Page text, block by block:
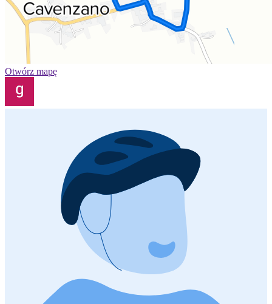
Otwórz mapę